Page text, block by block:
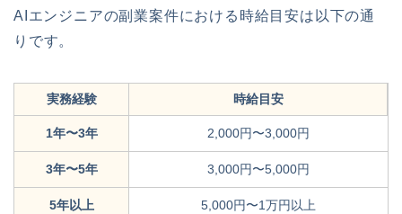
AIエンジニアの副業案件における時給目安は以下の通
りです。
実務経験 時給目安
1年〜3年 2,000円〜3,000円
3年〜5年 3,000円〜5,000円
5年以上 5,000円〜1万円以上